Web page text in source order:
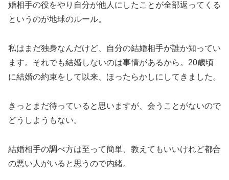
婚相手の役をやり自分が他人にしたことが全部返ってくる
というのが地球のルール。
私はまだ独身なんだけど、自分の結婚相手が誰か知ってい
ます。それでも結婚しないのは事情があるから。20歳頃
に結婚の約束をして以来、ほったらかしにしてきました。
きっとまだ待っていると思いますが、会うことがないので
どうしようもない。
結婚相手の調べ方は至って簡単、教えてもいいけれど都合
の悪い人がいると思うので内緒。